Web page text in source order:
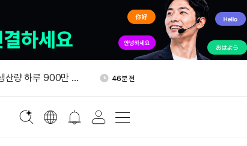
B라운드 투자 유치 58분 전
산량 하루 900만 배
46분 전